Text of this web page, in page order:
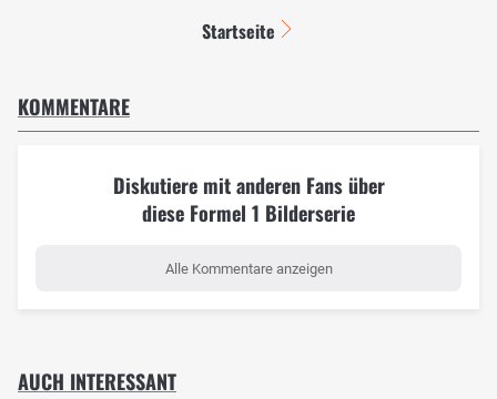
Startseite
KOMMENTARE
Diskutiere mit anderen Fans über
diese Formel 1 Bilderserie
Alle Kommentare anzeigen
AUCH INTERESSANT